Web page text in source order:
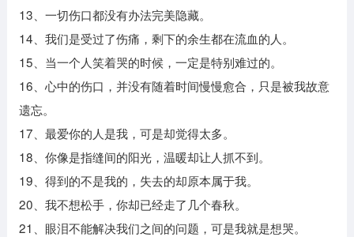
13、一切伤口都没有办法完美隐藏。
14、我们是受过了伤痛，剩下的余生都在流血的人。
15、当一个人笑着哭的时候，一定是特别难过的。
16、心中的伤口，并没有随着时间慢慢愈合，只是被我故意
遗忘。
17、最爱你的人是我，可是却觉得太多。
18、你像是指缝间的阳光，温暖却让人抓不到。
19、得到的不是我的，失去的却原本属于我。
20、我不想松手，你却已经走了几个春秋。
21、眼泪不能解决我们之间的问题，可是我就是想哭。